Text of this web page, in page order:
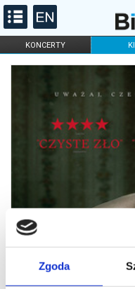
Zgoda
KONCERTY
FILHARMONIA